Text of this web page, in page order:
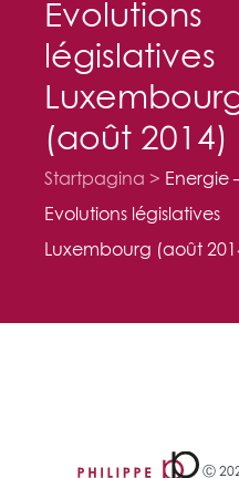
Evolutions
législatives
(août 2014)
Startpagina
Energie
Evolutions législatives
Luxembourg (août
Ⓒ